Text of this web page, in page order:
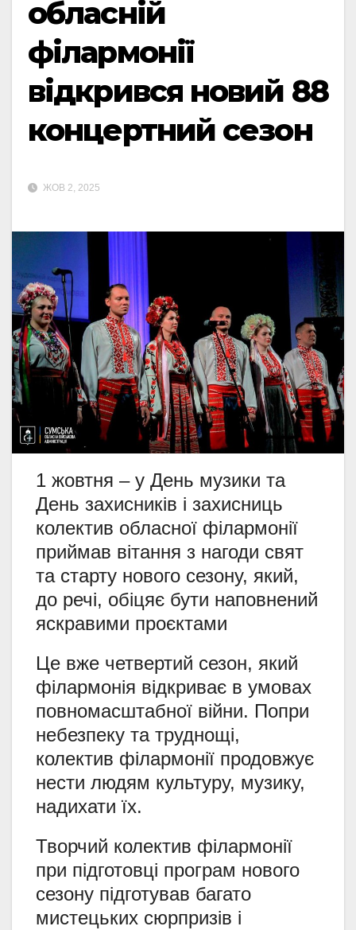
обласній
філармонії
відкрився новий 88
концертний сезон
ЖОВ 2, 2025
1 жовтня – у День музики та
День захисників і захисниць
колектив обласної філармонії
приймав вітання з нагоди свят
та старту нового сезону, який,
до речі, обіцяє бути наповнений
яскравими проєктами
Це вже четвертий сезон, який
філармонія відкриває в умовах
повномасштабної війни. Попри
небезпеку та труднощі,
колектив філармонії продовжує
нести людям культуру, музику,
надихати їх.
Творчий колектив філармонії
при підготовці програм нового
сезону підготував багато
мистецьких сюрпризів і